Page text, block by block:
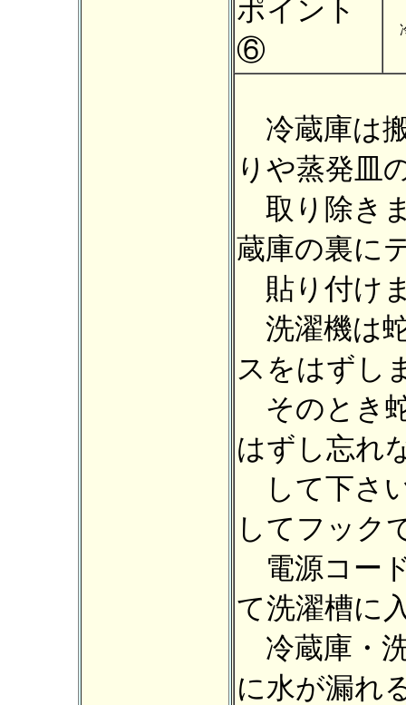
ポイント
⑥
冷蔵庫は
りや蒸発皿
取り除き
蔵庫の裏に
貼り付け
洗濯機は
スをはずし
そのとき
はずし忘れ
して下さ
してフック
電源コー
て洗濯槽に
冷蔵庫・
に水が漏れ